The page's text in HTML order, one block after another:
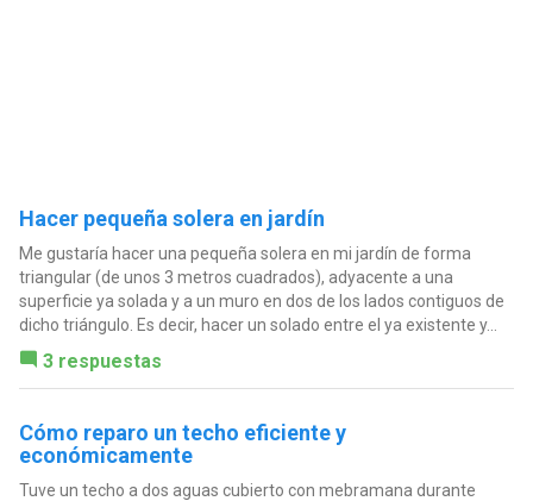
Hacer pequeña solera en jardín
Me gustaría hacer una pequeña solera en mi jardín de forma
triangular (de unos 3 metros cuadrados), adyacente a una
superficie ya solada y a un muro en dos de los lados contiguos de
dicho triángulo. Es decir, hacer un solado entre el ya existente y...
3 respuestas
Cómo reparo un techo eficiente y
económicamente
Tuve un techo a dos aguas cubierto con mebramana durante